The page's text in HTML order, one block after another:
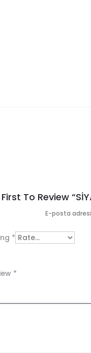
To Review
E-posta
*
*